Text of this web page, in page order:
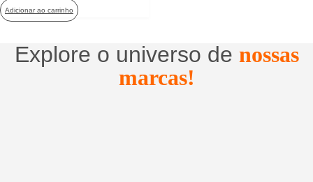
Adicionar ao carrinho
Explore o universo de nossas
marcas!